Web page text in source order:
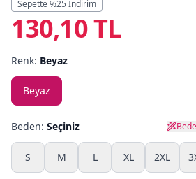
Markalar
Yazlık Pijama
Kampanyalar
Yeni Gelenler
OUTLET
Sepette %25 İndirim
130,10 TL
Renk: Beyaz
Beyaz
Beden: Seçiniz
S M L XL 2XL